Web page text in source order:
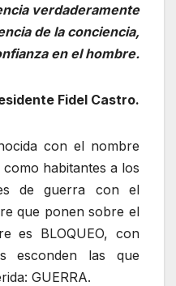
verdaderamente
de la conciencia,
en el hombre.
Fidel Castro.
con el nombre
habitantes a los
de guerra con el
que ponen sobre el
es BLOQUEO, con
esconden las que
GUERRA.